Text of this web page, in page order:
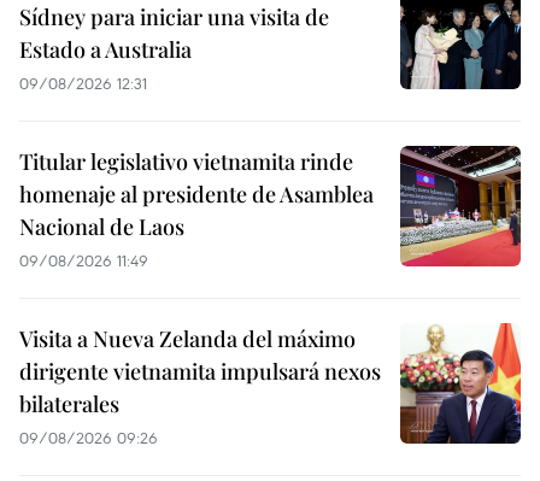
Sídney para iniciar una visita de
Estado a Australia
09/08/2026 12:31
Titular legislativo vietnamita rinde
homenaje al presidente de Asamblea
Nacional de Laos
09/08/2026 11:49
Visita a Nueva Zelanda del máximo
dirigente vietnamita impulsará nexos
bilaterales
09/08/2026 09:26